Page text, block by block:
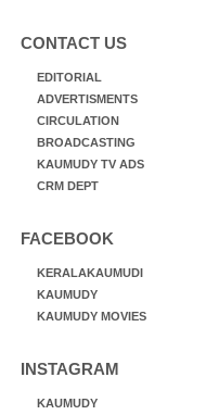
CONTACT US
EDITORIAL
ADVERTISMENTS
CIRCULATION
BROADCASTING
KAUMUDY TV ADS
CRM DEPT
FACEBOOK
KERALAKAUMUDI
KAUMUDY
KAUMUDY MOVIES
INSTAGRAM
KAUMUDY